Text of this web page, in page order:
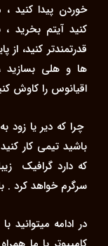
خوردن پیدا کنید
کنید آیتم بخرید
قدرتمندتر کنید،
ها و هلی بسازید
اقیانوس را کاوش
چرا که دیر یا زود
باشید تیمی کار
که دارد گرافیک
سرگرم خواهد کرد .